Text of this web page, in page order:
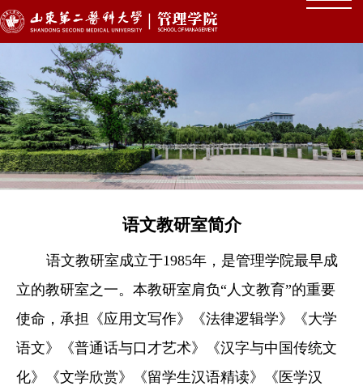
语文教研室简介
语文教研室成立于1985年，是管理学院最早成
立的教研室之一。本教研室肩负“人文教育”的重要
使命，承担《应用文写作》《法律逻辑学》《大学
语文》《普通话与口才艺术》《汉字与中国传统文
化》《文学欣赏》《留学生汉语精读》《医学汉